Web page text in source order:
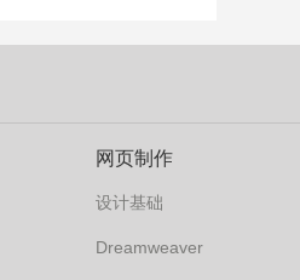
网页制作
设计基础
Dreamweaver